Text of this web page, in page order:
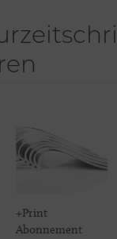
+Print
Abonnement